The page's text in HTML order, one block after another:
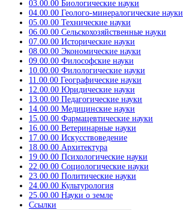
03.00.00 Биологические науки
04.00.00 Геолого-минералогические науки
05.00.00 Технические науки
06.00.00 Сельскохозяйственные науки
07.00.00 Исторические науки
08.00.00 Экономические науки
09.00.00 Философские науки
10.00.00 Филологические науки
11.00.00 Географические науки
12.00.00 Юридические науки
13.00.00 Педагогические науки
14.00.00 Медицинские науки
15.00.00 Фармацевтические науки
16.00.00 Ветеринарные науки
17.00.00 Искусствоведение
18.00.00 Архитектура
19.00.00 Психологические науки
22.00.00 Социологические науки
23.00.00 Политические науки
24.00.00 Культурология
25.00.00 Науки о земле
Ссылки